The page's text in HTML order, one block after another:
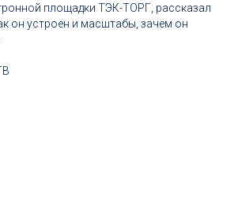
площадки ТЭК-ТОРГ, рассказал
он устроен и масштабы, зачем он